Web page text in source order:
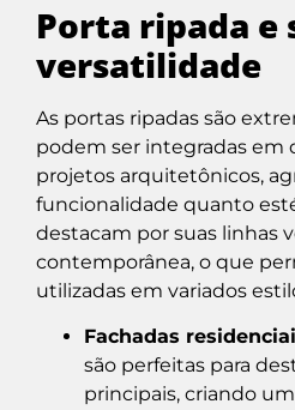
Porta ripada e
versatilidade
As portas ripadas são
podem ser integradas em
projetos arquitetônicos,
funcionalidade quanto
destacam por suas linhas
contemporânea, o que
utilizadas em variados
Fachadas
são perfeitas para
principais, criando